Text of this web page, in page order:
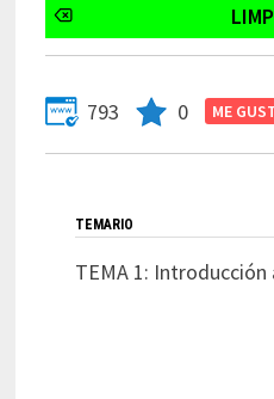
793 0
TEMARIO
TEMA 1: